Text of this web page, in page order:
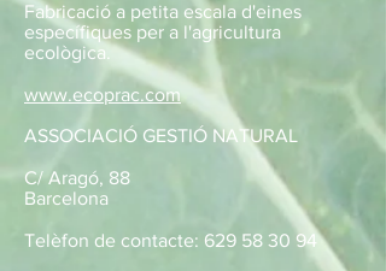
Fabricació a petita escala d'eines
específiques per a l'agricultura
ecològica.
www.ecoprac.com
ASSOCIACIÓ GESTIÓ NATURAL
C/ Aragó, 88
Barcelona
Telèfon de contacte: 629 58 30 94